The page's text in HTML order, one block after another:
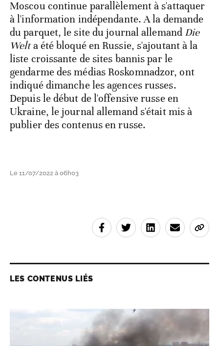
Moscou continue parallèlement à s'attaquer
à l'information indépendante. A la demande
du parquet, le site du journal allemand Die
Welta été bloqué en Russie, s'ajoutant à la
liste croissante de sites bannis par le
gendarme des médias Roskomnadzor, ont
indiqué dimanche les agences russes.
Depuis le début de l'offensive russe en
Ukraine, le journal allemand s'était mis à
publier des contenus en russe.
Le 11/07/2022 à 06h03
LES CONTENUS LIÉS